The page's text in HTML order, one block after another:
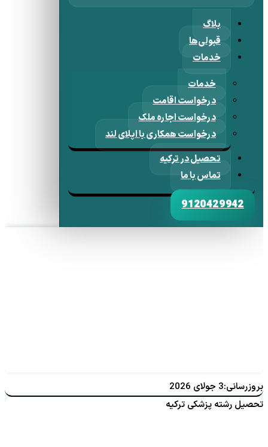
بلاگ
قبولی‌ها
خدمات
خدمات
درخواست اقامت
درخواست اجاره ملک
درخواست همکاری با اپلای لند
تحصیل در ترکیه
تماس با ما
9120429942
بروزرسانی:3 جولای 2026
تحصیل رشته پزشکی ترکیه